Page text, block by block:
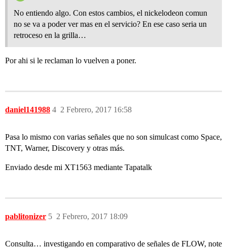
No entiendo algo. Con estos cambios, el nickelodeon comun
no se va a poder ver mas en el servicio? En ese caso seria un
retroceso en la grilla…
Por ahi si le reclaman lo vuelven a poner.
daniel141988 2 Febrero, 2017 16:58
4
Pasa lo mismo con varias señales que no son simulcast como Space,
TNT, Warner, Discovery y otras más.
Enviado desde mi XT1563 mediante Tapatalk
pablitonizer 2 Febrero, 2017 18:09
5
Consulta… investigando en comparativo de señales de FLOW, note